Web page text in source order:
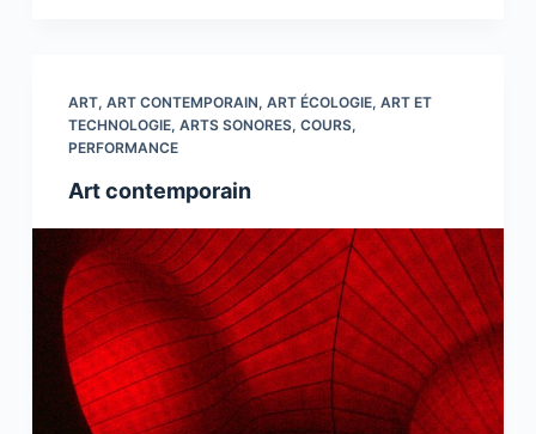
ART, ART CONTEMPORAIN, ART ÉCOLOGIE, ART ET
TECHNOLOGIE, ARTS SONORES, COURS,
PERFORMANCE
Art contemporain